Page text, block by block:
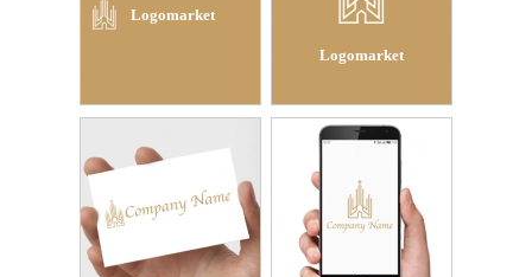
Logomarket
Logomarket